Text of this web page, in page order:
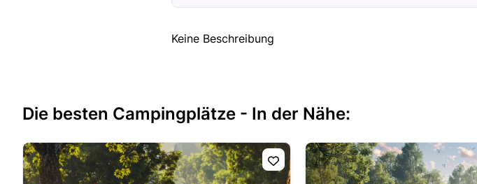
Keine Beschreibung
Die besten Campingplätze - In der Nähe: